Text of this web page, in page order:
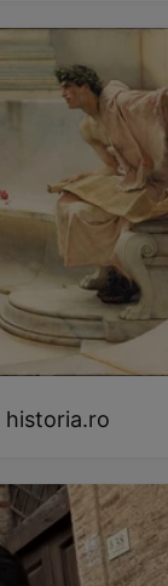
historia.ro